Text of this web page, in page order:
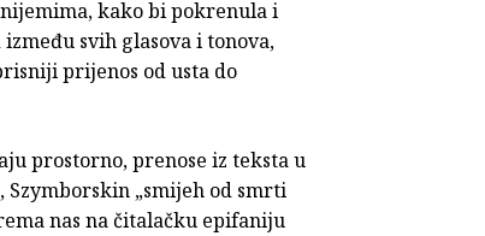
kako bi pokrenula i
svih glasova i tonova,
prijenos od usta do
prostorno, prenose iz teksta u
„smijeh od smrti
nas na čitalačku epifaniju